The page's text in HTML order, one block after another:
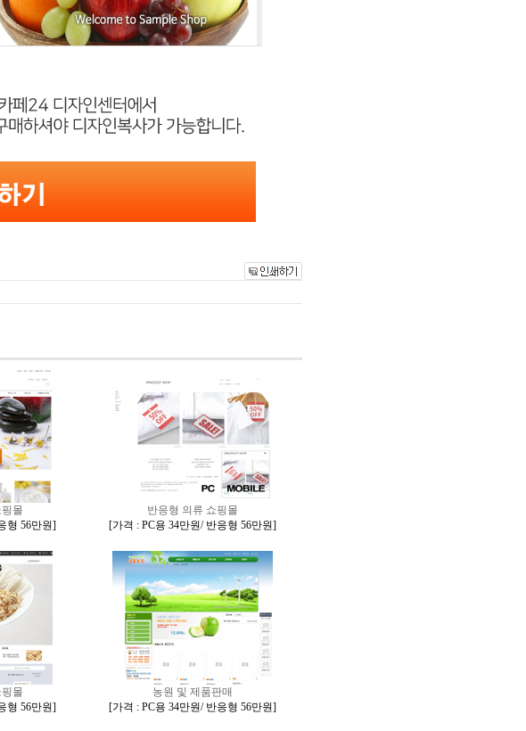
몰
형 56만원]
반응형 의류 쇼핑몰
[가격 : PC용 34만원/ 반응형 56만원]
몰
형 56만원]
농원 및 제품판매
[가격 : PC용 34만원/ 반응형 56만원]